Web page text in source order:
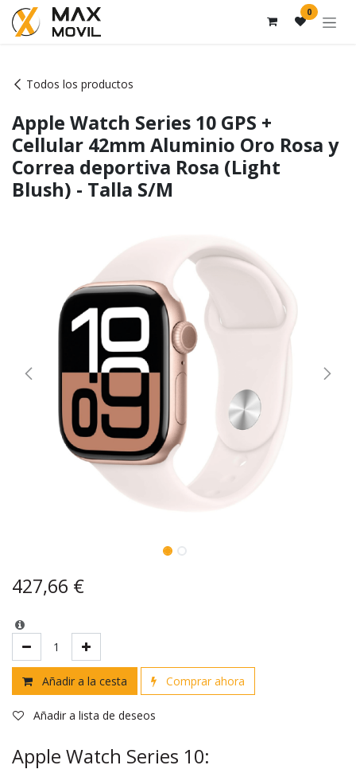
Ir al contenido 0
Todos los productos
Apple Watch Series 10 GPS +
Cellular 42mm Aluminio Oro Rosa y
Correa deportiva Rosa (Light
Blush) - Talla S/M
427,66 €
Añadir a la cesta Comprar ahora
Añadir a lista de deseos
Apple Watch Series 10: